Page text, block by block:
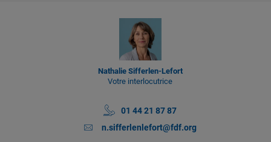
Nathalie Sifferlen-Lefort
Votre interlocutrice
01 44 21 87 87
n.sifferlenlefort@fdf.org